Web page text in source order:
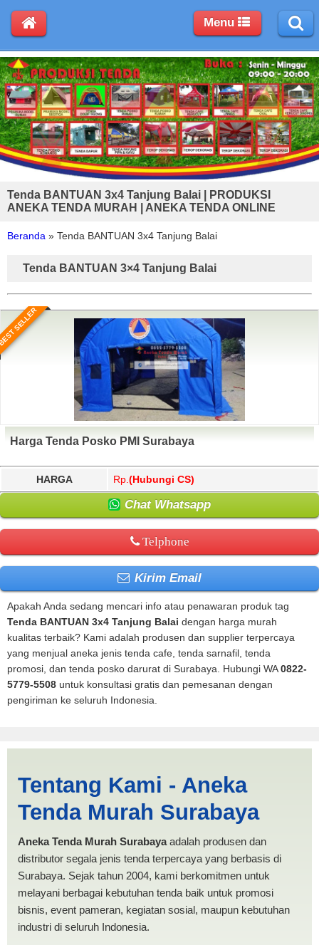
Tenda BANTUAN 3x4 Tanjung Balai | PRODUKSI
ANEKA TENDA MURAH | ANEKA TENDA ONLINE
Beranda » Tenda BANTUAN 3x4 Tanjung Balai
Tenda BANTUAN 3×4 Tanjung Balai
SELLER
Harga Tenda Posko PMI Surabaya
HARGA Rp. (Hubungi CS)
Chat Whatsapp
Telphone
Kirim Email
Apakah Anda sedang mencari info atau penawaran produk tag
Tenda BANTUAN 3x4 Tanjung Balai dengan harga murah
kualitas terbaik? Kami adalah produsen dan supplier terpercaya
yang menjual aneka jenis tenda cafe, tenda sarnafil, tenda
promosi, dan tenda posko darurat di Surabaya. Hubungi WA0822-
5779-5508 untuk konsultasi gratis dan pemesanan dengan
pengiriman ke seluruh Indonesia.
Tanjung Balai | PRODUKSI
ANEKA TENDA MURAH
Tentang Kami - Aneka
Tenda Murah Surabaya
Aneka Tenda Murah Surabayaadalah produsen dan
distributor segala jenis tenda terpercaya yang berbasis di
Surabaya. Sejak tahun 2004, kami berkomitmen untuk
melayani berbagai kebutuhan tenda baik untuk promosi
bisnis, event pameran, kegiatan sosial, maupun kebutuhan
industri di seluruh Indonesia.
Menu